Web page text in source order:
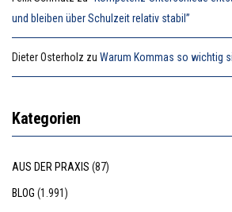
und bleiben über Schulzeit relativ stabil”
Dieter Osterholz zu Warum Kommas so wichtig
Kategorien
AUS DER PRAXIS (87)
BLOG (1.991)